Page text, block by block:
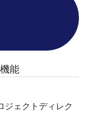
能
ジェクトディレク